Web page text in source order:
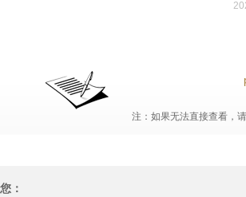
注：如果无法直接查看，
：